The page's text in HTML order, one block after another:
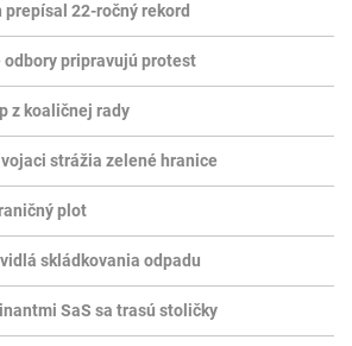
prepísal 22-ročný rekord
odbory pripravujú protest
z koaličnej rady
strážia zelené hranice
plot
skládkovania odpadu
SaS sa trasú stoličky